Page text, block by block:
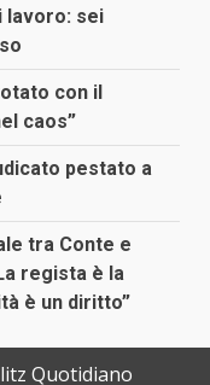
lavoro: sei
con il
caos”
pestato a
tra Conte e
regista è la
è un diritto”
Quotidiano